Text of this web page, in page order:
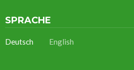
SPRACHE
Deutsch English